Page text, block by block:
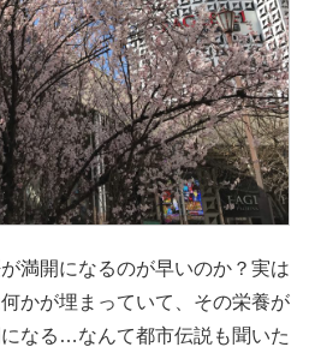
満開になるのが早いのか？実は
かが埋まっていて、その栄養が
なる…なんて都市伝説も聞いた